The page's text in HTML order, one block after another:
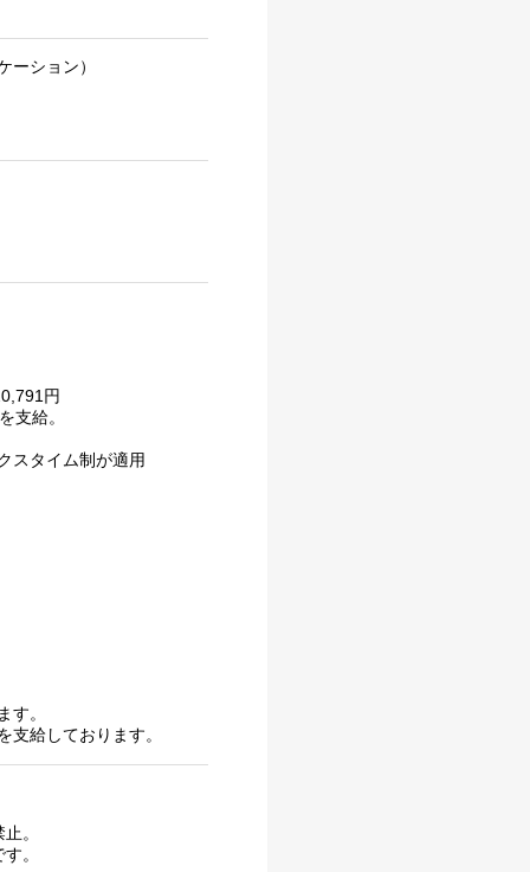
ション）
円
支給。
スタイム制が適用
す。
給しております。
。
。